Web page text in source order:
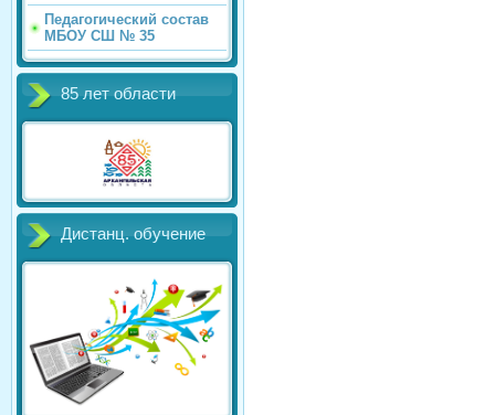
Педагогический состав
МБОУ СШ № 35
85 лет области
Дистанц. обучение